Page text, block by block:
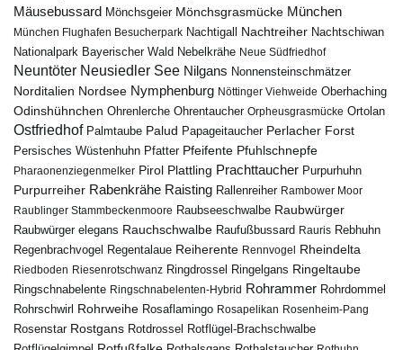
Mäusebussard Mönchsgeier Mönchsgrasmücke München
München Flughafen Besucherpark Nachtigall Nachtreiher Nachtschiwan
Nationalpark Bayerischer Wald Nebelkrähe Neue Südfriedhof
Neuntöter Neusiedler See Nilgans Nonnensteinschmätzer
Norditalien Nordsee Nymphenburg Nöttinger Viehweide Oberhaching
Odinshühnchen Ohrenlerche Ohrentaucher Orpheusgrasmücke Ortolan
Ostfriedhof Palmtaube Palud Papageitaucher Perlacher Forst
Persisches Wüstenhuhn Pfatter Pfeifente Pfuhlschnepfe
Pharaonenziegenmelker Pirol Plattling Prachttaucher Purpurhuhn
Purpurreiher Rabenkrähe Raisting Rallenreiher Rambower Moor
Raublinger Stammbeckenmoore Raubseeschwalbe Raubwürger
Raubwürger elegans Rauchschwalbe Raufußbussard Rauris Rebhuhn
Regenbrachvogel Regentalaue Reiherente Rennvogel Rheindelta
Riedboden Riesenrotschwanz Ringdrossel Ringelgans Ringeltaube
Ringschnabelente Ringschnabelenten-Hybrid Rohrammer Rohrdommel
Rohrschwirl Rohrweihe Rosaflamingo Rosapelikan Rosenheim-Pang
Rosenstar Rostgans Rotdrossel
Rotflügel-Brachschwalbe